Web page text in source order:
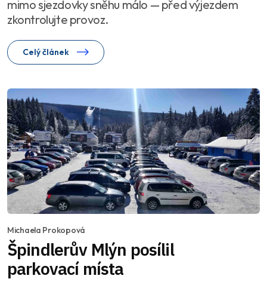
mimo sjezdovky sněhu málo — před výjezdem
zkontrolujte provoz.
Celý článek
Michaela Prokopová
Špindlerův Mlýn posílil
parkovací místa